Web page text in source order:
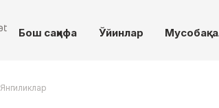
Бош саҳифа Ўйинлар
Янгиликлар